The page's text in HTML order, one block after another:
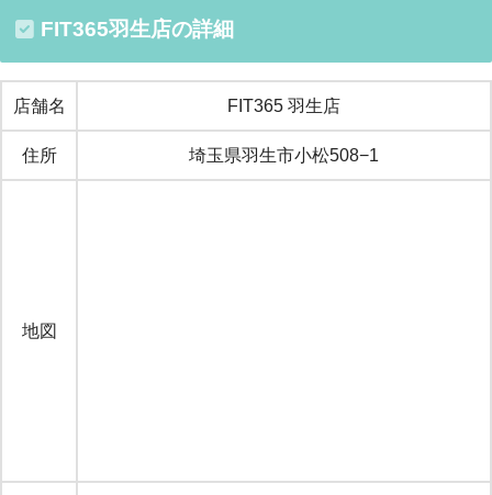
FIT365羽生店の詳細
店舗名 FIT365 羽生店
住所 埼玉県羽生市小松508−1
地図